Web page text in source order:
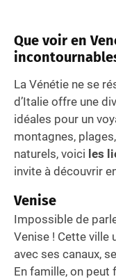
Que voir en
La Vénétie ne se
d’Italie offre une
idéales pour un
montagnes,
naturels, voici les
invite à découvrir
Venise
Impossible de
Venise ! Cette ville
avec ses canaux,
En famille, on peut